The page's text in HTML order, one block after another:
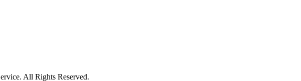
All Rights Reserved.